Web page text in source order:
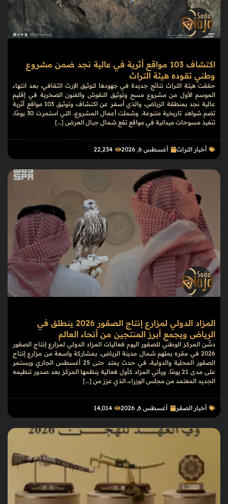
اكتشاف 103 مواقع أثرية في عالية نجد ضمن مشروع
وطني تقوده هيئة التراث
حققت هيئة التراث نتائج جديدة في جهودها لتوثيق الإرث الثقافي، بعد انتهاء
الموسم الأول من مشروع مسح وتوثيق النقوش والفنون الصخرية في إقليم
عالية نجد بمنطقة الرياض، والذي أسفر عن اكتشاف وتوثيق 103 مواقع أثرية
تضم شواهد تاريخية متنوعة. وشملت أعمال المشروع، التي استمرت 30 يومًا،
تنفيذ مسوحات ميدانية في مواقع تقع شمال جبال العرض […]
أخبار التراث أغسطس 6, 2026 22٬234
المزاد الدولي لمزارع إنتاج الصقور 2026 ينطلق في
الرياض ويجمع أبرز المنتجين من أنحاء العالم
دشّن المركز الوطني للصقور اليوم فعاليات المزاد الدولي لمزارع إنتاج الصقور
2026 في مقره بملهم شمال مدينة الرياض، بمشاركة واسعة من مزارع إنتاج
الصقور المحلية والدولية، في حدث يمتد حتى 25 أغسطس الجاري ويستمر
على مدى 21 يومًا. ويأتي المزاد كأول فعالية ينظمها المركز بعد صدور تنظيمه
الجديد المعتمد من مجلس الوزراء، الذي عزز من […]
أخبار الصقر أغسطس 6, 2026 14٬014